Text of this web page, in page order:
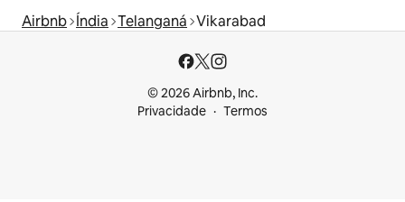
Airbnb Índia Telanganá Vikarabad
© 2026 Airbnb, Inc.
Privacidade
Termos